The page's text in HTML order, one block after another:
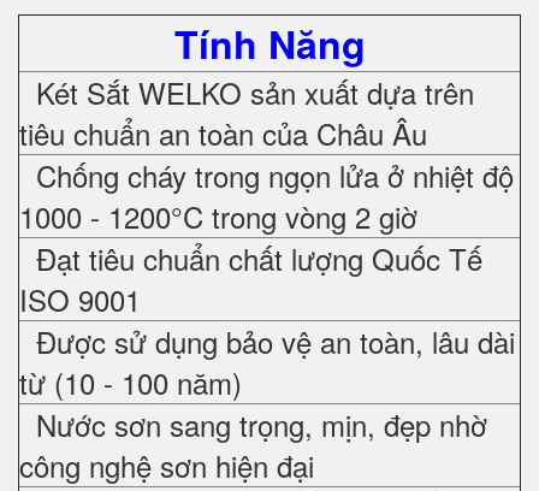
Tính Năng
Két Sắt WELKO sản xuất dựa trên
tiêu chuẩn an toàn của Châu Âu
Chống cháy trong ngọn lửa ở nhiệt độ
1000 - 1200°C trong vòng 2 giờ
Đạt tiêu chuẩn chất lượng Quốc Tế
ISO 9001
Được sử dụng bảo vệ an toàn, lâu dài
từ (10 - 100 năm)
Nước sơn sang trọng, mịn, đẹp nhờ
công nghệ sơn hiện đại